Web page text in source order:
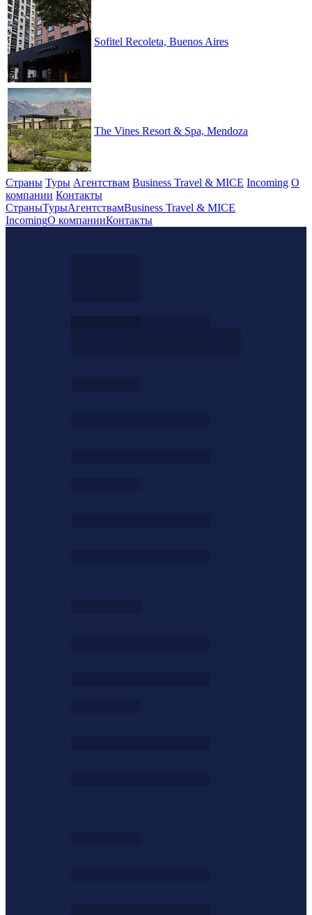
Sofitel Recoleta, Buenos Aires
The Vines Resort & Spa, Mendoza
Страны Туры Агентствам Business Travel & MICE Incoming О
компании Контакты
СтраныТурыАгентствамBusiness Travel & MICE
IncomingО компанииКонтакты